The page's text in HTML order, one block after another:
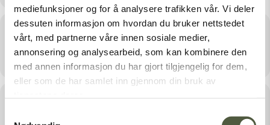
mediefunksjoner og for å analysere trafikken vår. Vi deler
dessuten informasjon om hvordan du bruker nettstedet
vårt, med partnerne våre innen sosiale medier,
annonsering og analysearbeid, som kan kombinere den
med annen informasjon du har gjort tilgjengelig for dem,
eller som de har samlet inn gjennom din bruk av
Sted
Engerdal, Rendalen og Stor-Elvdal kommuner
Arrangør